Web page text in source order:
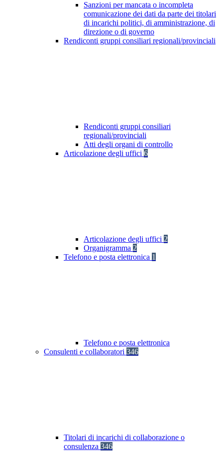
Sanzioni per mancata o incompleta
comunicazione dei dati da parte dei titolari
di incarichi politici, di amministrazione, di
direzione o di governo
Rendiconti gruppi consiliari regionali/provinciali
Rendiconti gruppi consiliari
regionali/provinciali
Atti degli organi di controllo
Articolazione degli uffici 6
Articolazione degli uffici 2
Organigramma 2
Telefono e posta elettronica 1
Telefono e posta elettronica
Consulenti e collaboratori 346
Titolari di incarichi di collaborazione o
consulenza 346